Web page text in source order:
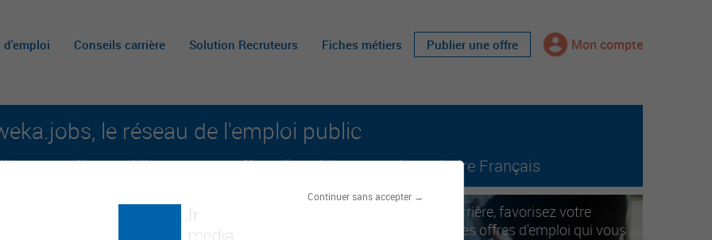
Continuer sans accepter →
d'emploi Conseils carrière Solution Recruteurs Fiches métiers Publier une offre Mon compte
le réseau de l'emploi public
aux carrières publiques et aux offres d'emploi sur tout le territoire Français
Accélérez votre carrière, favorisez votre
mobilité. Trouvez les offres d'emploi qui vous